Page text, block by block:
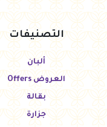
التصنيفات
ألبان
العروض Offers
بقالة
جزارة